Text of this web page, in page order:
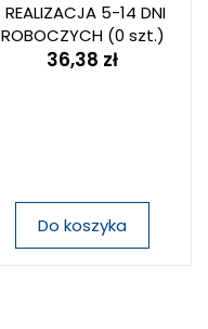
REALIZACJA 5-14 DNI
ROBOCZYCH(0 szt.)
36,38 zł
Do koszyka